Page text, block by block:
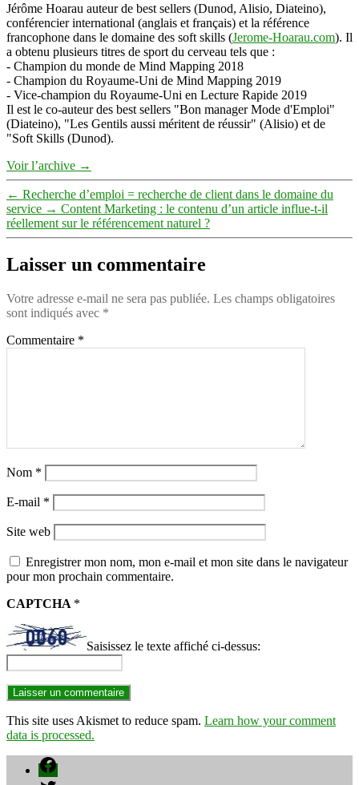
Jérôme Hoarau auteur de best sellers (Dunod, Alisio, Diateino),
conférencier international (anglais et français) et la référence
francophone dans le domaine des soft skills (Jerome-Hoarau.com). Il
a obtenu plusieurs titres de sport du cerveau tels que :
- Champion du monde de Mind Mapping 2018
- Champion du Royaume-Uni de Mind Mapping 2019
- Vice-champion du Royaume-Uni en Lecture Rapide 2019
Il est le co-auteur des best sellers "Bon manager Mode d'Emploi"
(Diateino), "Les Gentils aussi méritent de réussir" (Alisio) et de
"Soft Skills (Dunod).
Voir l’archive →
← Recherche d’emploi = recherche de client dans le domaine du
service → Content Marketing : le contenu d’un article influe-t-il
réellement sur le référencement naturel ?
Laisser un commentaire
Votre adresse e-mail ne sera pas publiée. Les champs obligatoires
sont indiqués avec *
Commentaire *
Nom *
E-mail *
Site web
Enregistrer mon nom, mon e-mail et mon site dans le navigateur
pour mon prochain commentaire.
CAPTCHA *
Saisissez le texte affiché ci-dessus:
This site uses Akismet to reduce spam. Learn how your comment
data is processed.
Facebook